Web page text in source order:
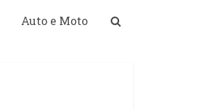
Auto e Moto